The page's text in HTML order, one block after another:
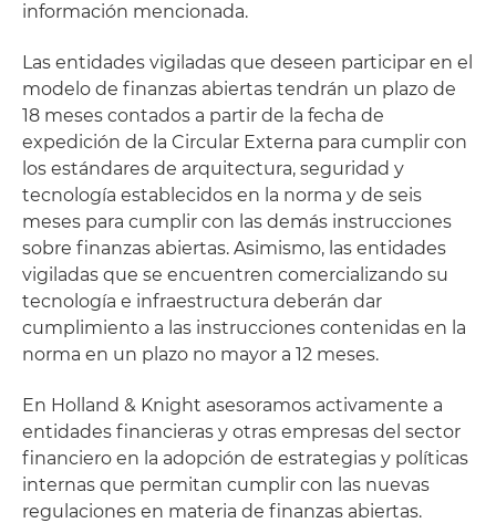
información mencionada.
Las entidades vigiladas que deseen participar en el
modelo de finanzas abiertas tendrán un plazo de
18 meses contados a partir de la fecha de
expedición de la Circular Externa para cumplir con
los estándares de arquitectura, seguridad y
tecnología establecidos en la norma y de seis
meses para cumplir con las demás instrucciones
sobre finanzas abiertas. Asimismo, las entidades
vigiladas que se encuentren comercializando su
tecnología e infraestructura deberán dar
cumplimiento a las instrucciones contenidas en la
norma en un plazo no mayor a 12 meses.
En Holland & Knight asesoramos activamente a
entidades financieras y otras empresas del sector
financiero en la adopción de estrategias y políticas
internas que permitan cumplir con las nuevas
regulaciones en materia de finanzas abiertas.